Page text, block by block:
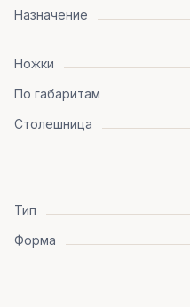
Назначение
Ножки
По габаритам
Столешница
Тип
Форма